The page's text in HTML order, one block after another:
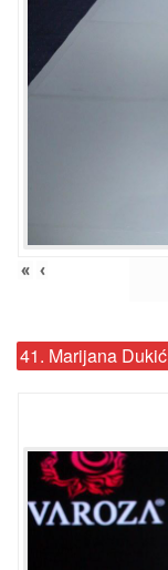
« ‹
41. Marijana Dukić